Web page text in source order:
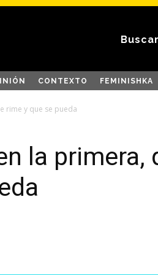
Buscar
CONTEXTO FEMINISHKA
rime y que se pueda
la primera,